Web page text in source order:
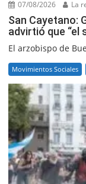
07/08/2026 La
San Cayetano:
advirtió que “el
El arzobispo de
Movimientos Sociales